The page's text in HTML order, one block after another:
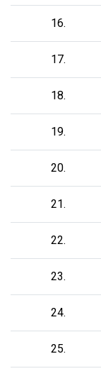
16.
17.
18.
19.
20.
21.
22.
23.
24.
25.